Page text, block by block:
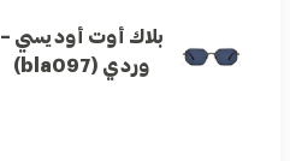
بلاك أوت أوديسي –
وردي (bla097)